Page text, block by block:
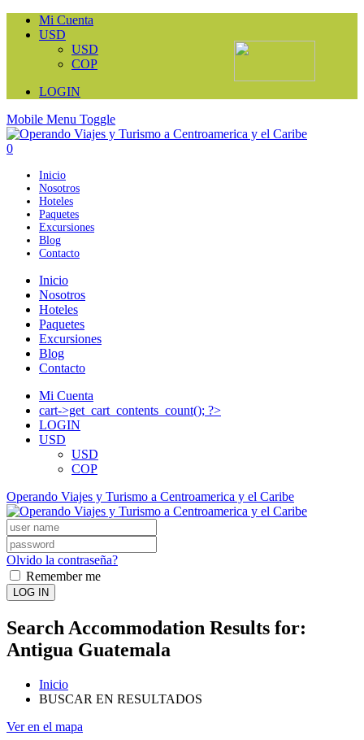
Mi Cuenta
USD
USD
COP
LOGIN
Mobile Menu Toggle
0
Inicio
Nosotros
Hoteles
Paquetes
Excursiones
Blog
Contacto
Inicio
Nosotros
Hoteles
Paquetes
Excursiones
Blog
Contacto
Mi Cuenta
cart->get_cart_contents_count(); ?>
LOGIN
USD
USD
COP
Operando Viajes y Turismo a Centroamerica y el Caribe
Olvido la contraseña?
Remember me
LOG IN
Search Accommodation Results for:
Antigua Guatemala
Inicio
BUSCAR EN RESULTADOS
Ver en el mapa